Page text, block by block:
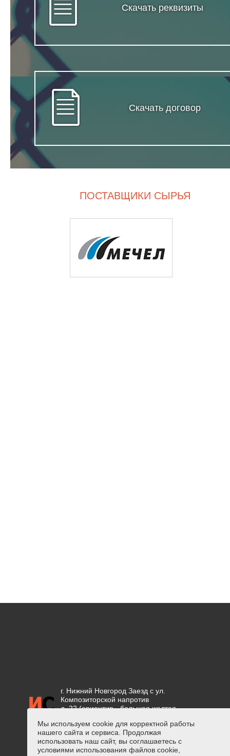
Скачать реквизиты
Скачать договор
ПОСТАВЩИКИ СЫРЬЯ
г. Нижний Новгород Заезд с ул.
Композиторской напротив
д. 22 (ориентир - большая желтая
Положение об обработке
персональных данных
Мы используем cookie для корректной работы
нашего сайта и сервиса. Продолжая
использовать наш сайт, вы соглашаетесь с
условиями использования файлов cookie,